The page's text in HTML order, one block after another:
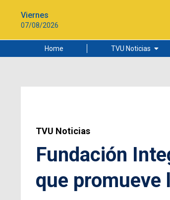
Viernes
07/08/2026
Home TVU Noticias
Ciudad
TVU Noticias
Fundación
que promueve